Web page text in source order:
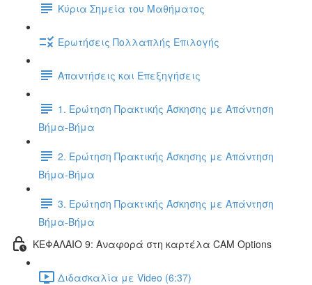
Κύρια Σημεία του Μαθήματος
Ερωτήσεις Πολλαπλής Επιλογής
Απαντήσεις και Επεξηγήσεις
1. Ερώτηση Πρακτικής Άσκησης με Απάντηση
Βήμα-Βήμα
2. Ερώτηση Πρακτικής Άσκησης με Απάντηση
Βήμα-Βήμα
3. Ερώτηση Πρακτικής Άσκησης με Απάντηση
Βήμα-Βήμα
ΚΕΦΑΛΑΙΟ 9: Αναφορά στη καρτέλα CAM Options
Διδασκαλία με Video (6:37)